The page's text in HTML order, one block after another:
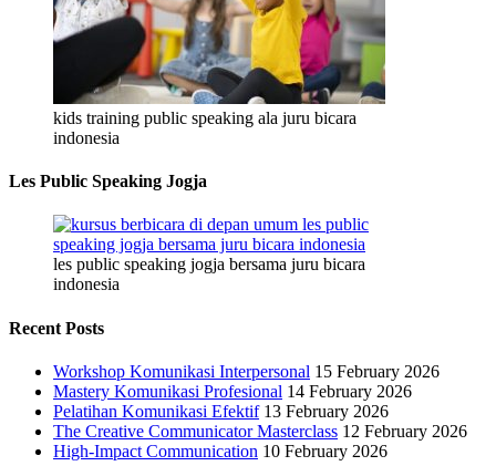
kids training public speaking ala juru bicara
indonesia
Les Public Speaking Jogja
les public speaking jogja bersama juru bicara
indonesia
Recent Posts
Workshop Komunikasi Interpersonal 15 February 2026
Mastery Komunikasi Profesional 14 February 2026
Pelatihan Komunikasi Efektif 13 February 2026
The Creative Communicator Masterclass 12 February 2026
High-Impact Communication 10 February 2026